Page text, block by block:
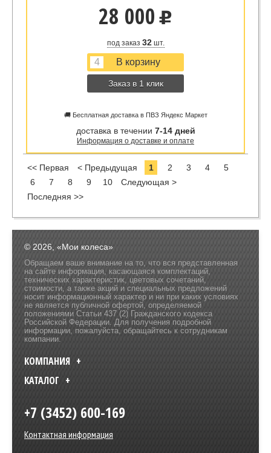
28 000 u
под заказ 32шт.
Заказ в 1 клик
🚚 Бесплатная доставка в ПВЗ Яндекс Маркет
доставка в течении 7-14 дней
Информация о доставке и оплате
<< Первая < Предыдущая 1 2 3 4
5
6
7 8 9 10
Следующая >
Последняя >>
© 2026, «Мои колеса»
Обращаем ваше внимание на то, что вся представленная
на сайте информация, касающаяся комплектаций,
технических характеристик, цветовых сочетаний,
стоимости, а также акций и специальных предложений
носит информационный характер и ни при каких условиях
не является публичной офертой, определяемой
положениями Статьи 437 (2) Гражданского кодекса
Российской Федерации. Для получения подробной
информации, пожалуйста, обращайтесь к сотрудникам
компании.
КОМПАНИЯ
КАТАЛОГ
+7 (3452) 600-169
Контактная информация